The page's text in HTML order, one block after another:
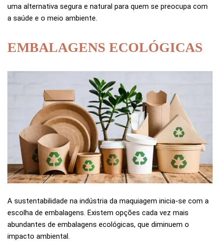
uma alternativa segura e natural para quem se preocupa com
a saúde e o meio ambiente.
EMBALAGENS ECOLÓGICAS
A sustentabilidade na indústria da maquiagem inicia-se com a
escolha de embalagens. Existem opções cada vez mais
abundantes de embalagens ecológicas, que diminuem o
impacto ambiental.